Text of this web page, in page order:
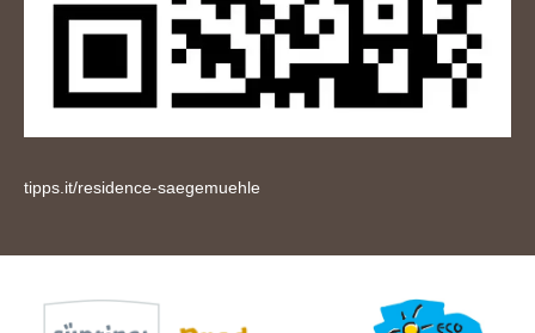
tipps.it/residence-saegemuehle